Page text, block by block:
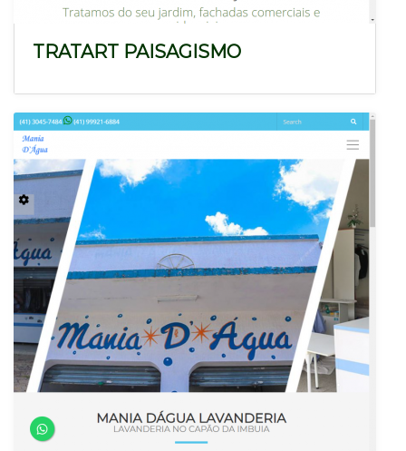
TRATART PAISAGISMO